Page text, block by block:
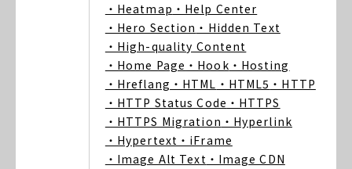
・Heatmap ・Help Center
・Hero Section ・Hidden Text
・High-quality Content
・Home Page ・Hook ・Hosting
・Hreflang ・HTML ・HTML5 ・HTTP
・HTTP Status Code ・HTTPS
・HTTPS Migration ・Hyperlink
・Hypertext ・iFrame
・Image Alt Text ・Image CDN